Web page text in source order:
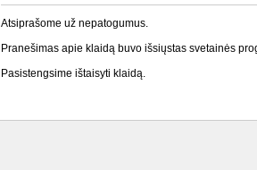
Atsiprašome už nepatogumus.
Pranešimas apie klaidą buvo išsiųstas svetainės
Pasistengsime ištaisyti klaidą.